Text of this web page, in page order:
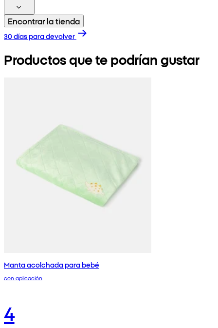
Encontrar la tienda
30 días para devolver
Productos que te podrían gustar
Manta acolchada para bebé
con aplicación
4